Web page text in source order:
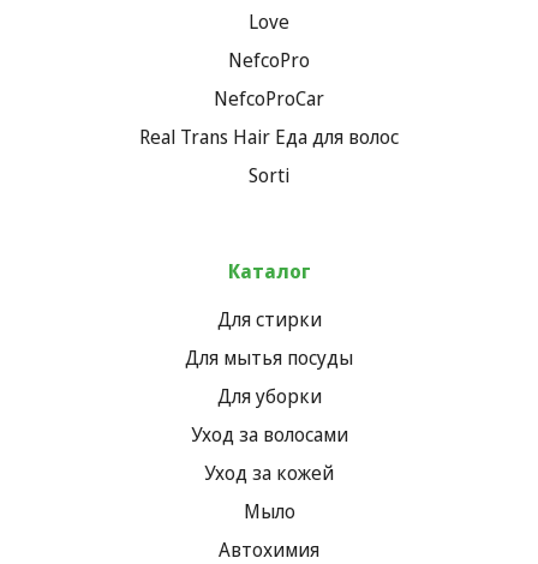
Love
NefcoPro
NefcoProCar
Real Trans Hair Еда для волос
Sorti
Каталог
Для стирки
Для мытья посуды
Для уборки
Уход за волосами
Уход за кожей
Мыло
Автохимия